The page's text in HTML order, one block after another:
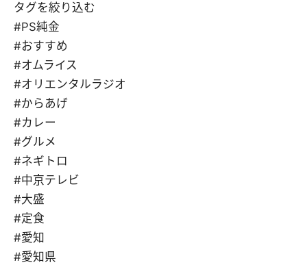
タグを絞り込む
#PS純金
#おすすめ
#オムライス
#オリエンタルラジオ
#からあげ
#カレー
#グルメ
#ネギトロ
#中京テレビ
#大盛
#定食
#愛知
#愛知県